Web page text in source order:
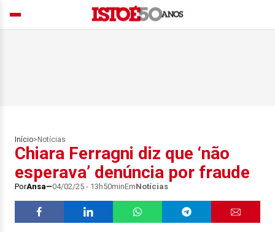
Início> Notícias
Chiara Ferragni diz que ‘não
esperava’ denúncia por fraude
PorAnsa 04/02/25 - 13h50minEmNotícias